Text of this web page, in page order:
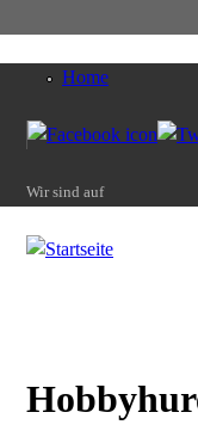
Home
Wir sind auf